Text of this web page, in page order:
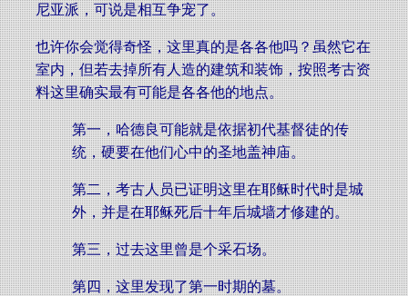
尼亚派，可说是相互争宠了。
也许你会觉得奇怪，这里真的是各各他吗？虽然它在
室内，但若去掉所有人造的建筑和装饰，按照考古资
料这里确实最有可能是各各他的地点。
第一，哈德良可能就是依据初代基督徒的传
统，硬要在他们心中的圣地盖神庙。
第二，考古人员已证明这里在耶稣时代时是城
外，并是在耶稣死后十年后城墙才修建的。
第三，过去这里曾是个采石场。
第四，这里发现了第一时期的墓。